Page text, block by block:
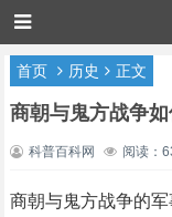
首页 历史 正文
商朝与鬼方战争如
科普百科网 阅读：
商朝与鬼方战争的